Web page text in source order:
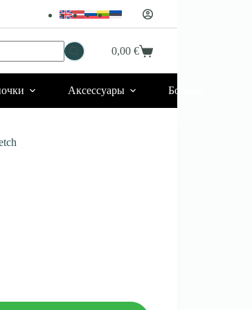
Корзина
0,00€
Аксессуары Больше